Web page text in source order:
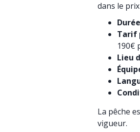
dans le
Tarif
190€
Lieu
La pêche
vigueur.